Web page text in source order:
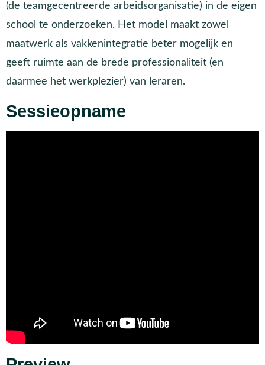
(de teamgecentreerde arbeidsorganisatie) in de eigen
school te onderzoeken. Het model maakt zowel
maatwerk als vakkenintegratie beter mogelijk en
geeft ruimte aan de brede professionaliteit (en
daarmee het werkplezier) van leraren.
Sessieopname